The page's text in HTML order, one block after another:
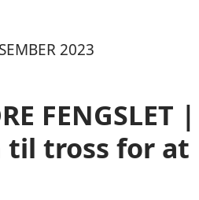
2023
FENGSLET |
til tross for at